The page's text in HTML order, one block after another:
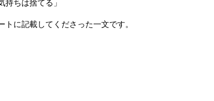
ちは捨てる」
に記載してくださった一文です。